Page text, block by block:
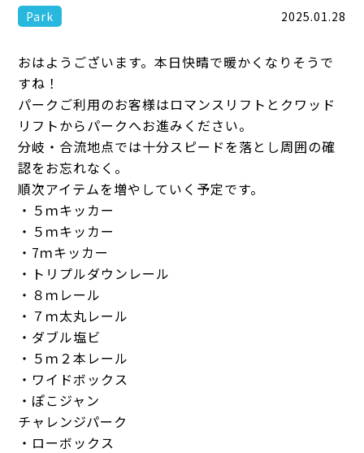
Park 2025.01.28
おはようございます。本日快晴で暖かくなりそうで
すね！
パークご利用のお客様はロマンスリフトとクワッド
リフトからパークへお進みください。
分岐・合流地点では十分スピードを落とし周囲の確
認をお忘れなく。
順次アイテムを増やしていく予定です。
・５ｍキッカー
・５ｍキッカー
・7ｍキッカー
・トリプルダウンレール
・８ｍレール
・７ｍ太丸レール
・ダブル塩ビ
・５ｍ２本レール
・ワイドボックス
・ぽこジャン
チャレンジパーク
・ローボックス